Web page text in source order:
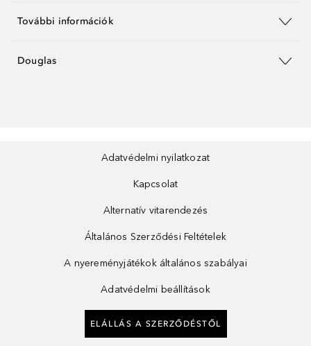
További információk
Douglas
Adatvédelmi nyilatkozat
Kapcsolat
Alternatív vitarendezés
Általános Szerződési Feltételek
A nyereményjátékok általános szabályai
Adatvédelmi beállítások
ELÁLLÁS A SZERZŐDÉSTŐL